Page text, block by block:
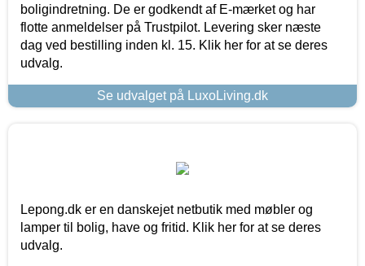
boligindretning. De er godkendt af E-mærket og har
flotte anmeldelser på Trustpilot. Levering sker næste
dag ved bestilling inden kl. 15. Klik her for at se deres
udvalg.
Se udvalget på LuxoLiving.dk
Lepong.dk er en danskejet netbutik med møbler og
lamper til bolig, have og fritid. Klik her for at se deres
udvalg.